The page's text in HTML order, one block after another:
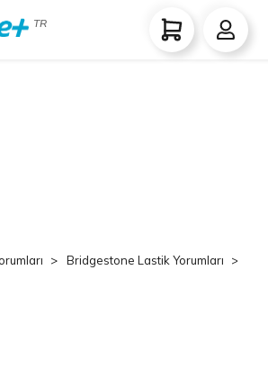
TR
Bridgestone Lastik Yorumları